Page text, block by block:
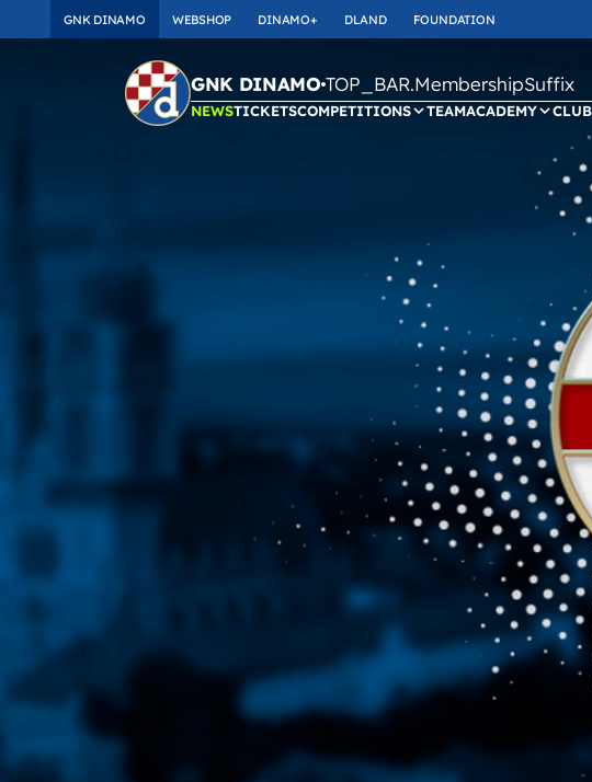
GNK DINAMO WEBSHOP DINAMO+ DLAND FOUNDATION
GNK DINAMO TOP_BAR.MembershipSuffix
NEWSTICKETSCOMPETITIONS TEAMACADEMY CLUB